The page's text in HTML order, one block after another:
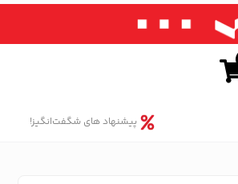
پیشنهاد های شگفت‌انگیز!